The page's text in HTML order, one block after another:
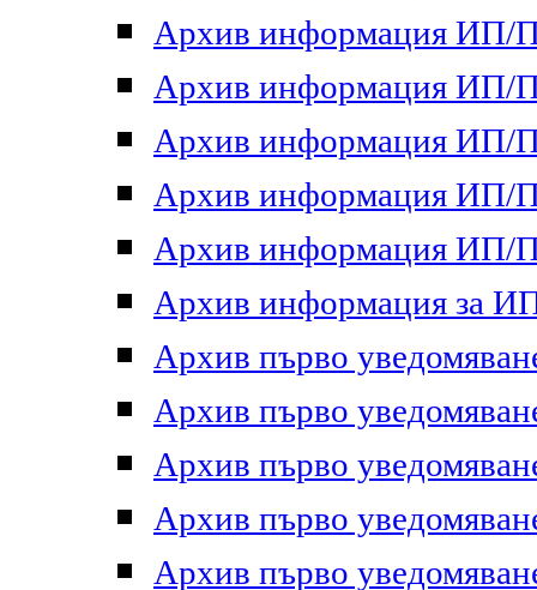
Архив информация ИП/
Архив информация ИП/
Архив информация ИП/
Архив информация ИП/
Архив информация ИП/
Архив информация за
Архив първо
Архив първо
Архив първо
Архив първо
Архив първо